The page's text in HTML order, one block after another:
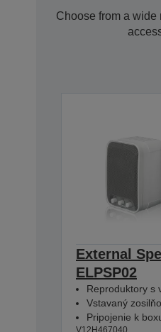
Choose from a wide
External
ELPSP02
Reproduktory s
Vstavaný
Pripojenie k
V12H467040